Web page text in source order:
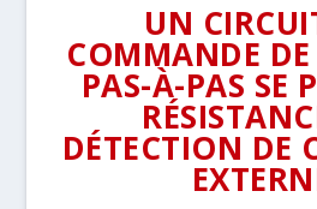
UN
COMMANDE
PAS-À-PAS SE
DÉTECTION DE